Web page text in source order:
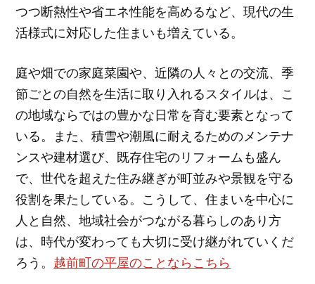
つつ断熱性や省エネ性能を高めるなど、現代の生
活様式に対応した住まいも増えている。
庭や畑での家庭菜園や、近隣の人々との交流、季
節ごとの自然を生活に取り入れるスタイルは、こ
の地域ならではの豊かな日常を育む要素となって
いる。また、積雪や潮風に耐えるためのメンテナ
ンスや建材選び、既存住宅のリフォームも盛ん
で、世代を超えた住み継ぎが町並みや景観を守る
役割を果たしている。こうして、住まいを中心に
人と自然、地域社会がつながる暮らしのあり方
は、時代が変わっても大切に受け継がれていくだ
ろう。 越前町の平屋のことならこちら